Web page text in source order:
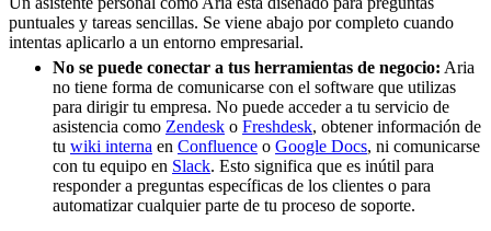
puntuales y tareas sencillas. Se viene abajo por completo cuando
intentas aplicarlo a un entorno empresarial.
No se puede conectar a tus herramientas de negocio: Aria
no tiene forma de comunicarse con el software que utilizas
para dirigir tu empresa. No puede acceder a tu servicio de
asistencia como Zendesk o Freshdesk, obtener información de
tu wiki interna en Confluence o Google Docs, ni comunicarse
con tu equipo en Slack. Esto significa que es inútil para
responder a preguntas específicas de los clientes o para
automatizar cualquier parte de tu proceso de soporte.